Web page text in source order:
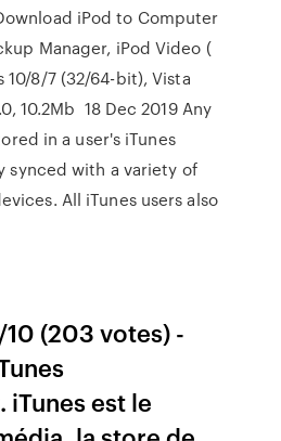
iPod to Computer
Manager, iPod Video (
10/8/7 (32/64-bit), Vista
10.2Mb 18 Dec 2019 Any
in a user's iTunes
synced with a variety of
All iTunes users also
10 (203 votes) -
est le